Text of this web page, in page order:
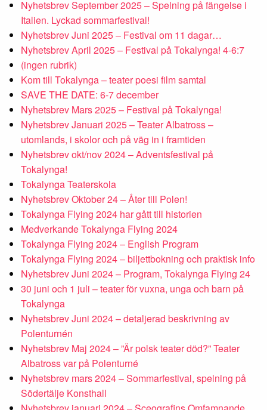
Nyhetsbrev September 2025 – Spelning på fängelse i
Italien. Lyckad sommarfestival!
Nyhetsbrev Juni 2025 – Festival om 11 dagar…
Nyhetsbrev April 2025 – Festival på Tokalynga! 4-6:7
(ingen rubrik)
Kom till Tokalynga – teater poesi film samtal
SAVE THE DATE: 6-7 december
Nyhetsbrev Mars 2025 – Festival på Tokalynga!
Nyhetsbrev Januari 2025 – Teater Albatross –
utomlands, i skolor och på väg in i framtiden
Nyhetsbrev okt/nov 2024 – Adventsfestival på
Tokalynga!
Tokalynga Teaterskola
Nyhetsbrev Oktober 24 – Åter till Polen!
Tokalynga Flying 2024 har gått till historien
Medverkande Tokalynga Flying 2024
Tokalynga Flying 2024 – English Program
Tokalynga Flying 2024 – biljettbokning och praktisk info
Nyhetsbrev Juni 2024 – Program, Tokalynga Flying 24
30 juni och 1 juli – teater för vuxna, unga och barn på
Tokalynga
Nyhetsbrev Juni 2024 – detaljerad beskrivning av
Polenturnén
Nyhetsbrev Maj 2024 – ”Är polsk teater död?” Teater
Albatross var på Polenturné
Nyhetsbrev mars 2024 – Sommarfestival, spelning på
Södertälje Konsthall